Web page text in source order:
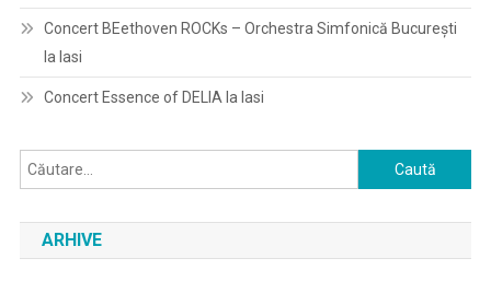
Concert BEethoven ROCKs – Orchestra Simfonică București
la Iasi
Concert Essence of DELIA la Iasi
Caută
după:
ARHIVE